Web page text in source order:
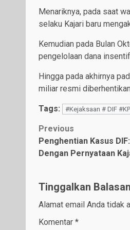
Menariknya, pada saat
selaku Kajari baru
Kemudian pada Bulan
pengelolaan dana
Hingga pada akhirnya
miliar resmi
Tags: #Kejaksaan # DIF
Post
navigation
Previous
Penghentian Kasus
Dengan Pernyataan
Tinggalkan Balasan
Alamat email Anda tidak
Komentar *